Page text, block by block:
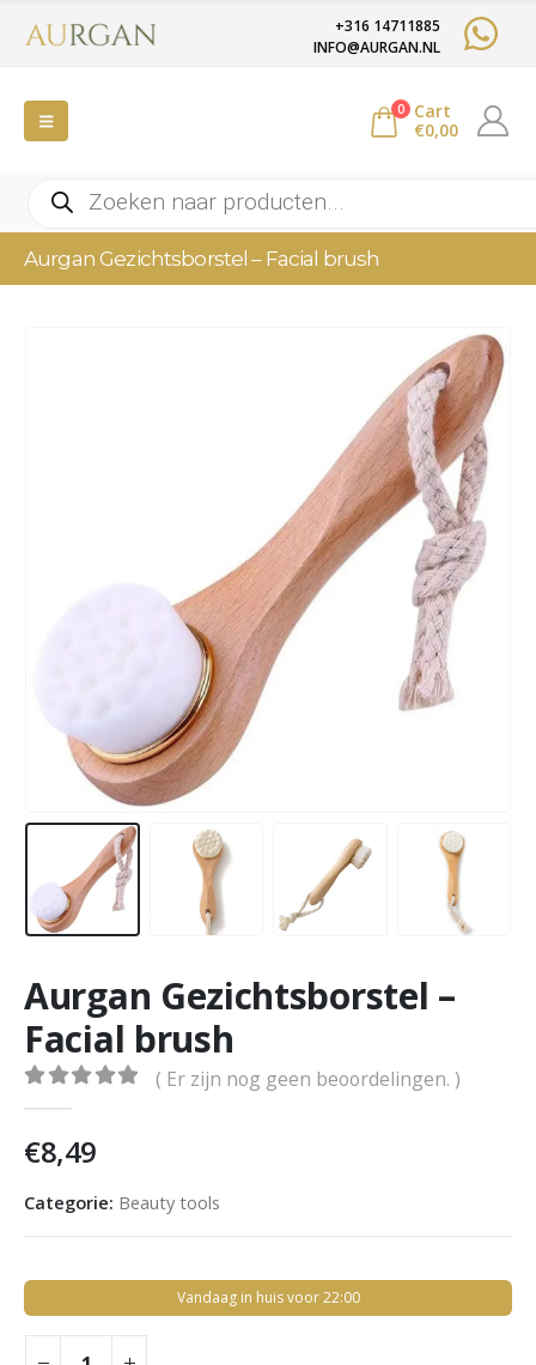
+316 14711885
INFO@AURGAN.NL
0
Cart
€0,00
Producten
zoeken
Aurgan Gezichtsborstel – Facial brush
Aurgan Gezichtsborstel –
Facial brush
0out of 5
( Er zijn nog geen beoordelingen. )
€8,49
Categorie: Beauty tools
Vandaag in huis voor 22:00